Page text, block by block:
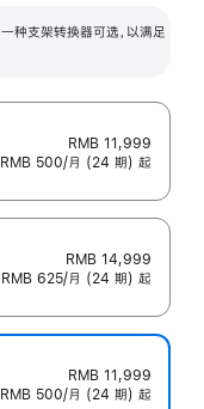
支架转换器可选，以满足
RMB 11,999
500/月 (24 期) 起
RMB 14,999
625/月 (24 期) 起
RMB 11,999
500/月 (24 期) 起